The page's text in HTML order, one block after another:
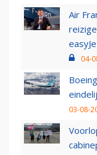
Air
04-
03-08-